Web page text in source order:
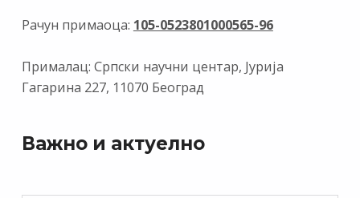
Рачун примаоца: 105-0523801000565-96
Прималац: Српски научни центар, Јурија
Гагарина 227, 11070 Београд
Важно и актуелно